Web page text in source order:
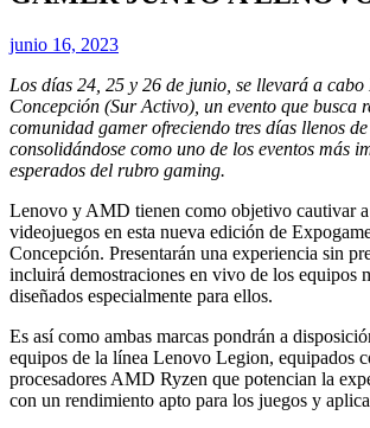
junio 16, 2023
Los días 24, 25 y 26 de junio, se llevará a cabo
Concepción (Sur Activo), un evento que busca
comunidad gamer ofreciendo tres días llenos
consolidándose como uno de los eventos más
esperados del rubro gaming.
Lenovo y AMD tienen como objetivo cautivar
videojuegos en esta nueva edición de
Concepción. Presentarán una experiencia sin
incluirá demostraciones en vivo de los equipos
diseñados especialmente para ellos.
Es así como ambas marcas pondrán a
equipos de la línea Lenovo Legion, equipados
procesadores AMD Ryzen que potencian la
con un rendimiento apto para los juegos y